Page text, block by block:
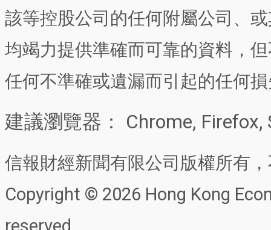
該等控股公司的任何附屬公司、
均竭力提供準確而可靠的資料，
任何不準確或遺漏而引起的任何
建議瀏覽器： Chrome, Firefox,
信報財經新聞有限公司版權所有
Copyright © 2026 Hong Kong
reserved.